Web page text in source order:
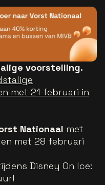
voorstelling.
met 21 februari in
Nationaal met
met 28 februari
Disney On Ice: